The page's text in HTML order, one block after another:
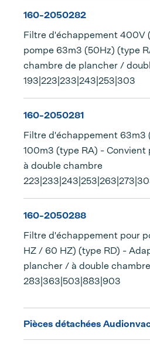
160-2050282
Filtre d'échappement 400V
pompe 63m3 (50Hz) (type
chambre de plancher /
193|223|233|243|253|303
160-2050281
Filtre d'échappement 63m3
100m3 (type RA) - Convient
à double chambre
160-2050288
Filtre d'échappement pour
HZ / 60 HZ) (type RD) -
plancher / à double
283|363|503|883|903
Pièces détachées